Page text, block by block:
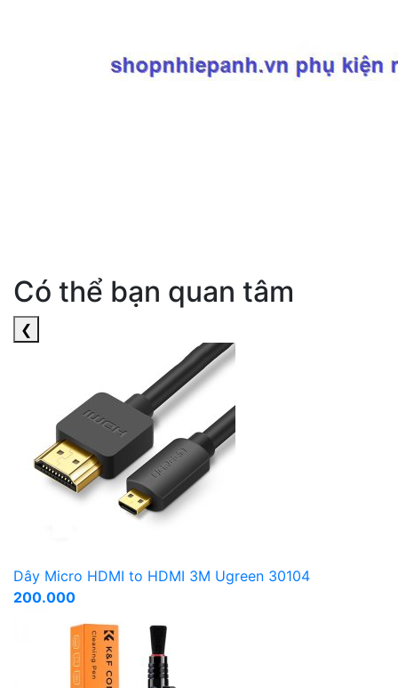
Có thể bạn quan tâm
❮
Dây Micro HDMI to HDMI 3M Ugreen 30104
200.000